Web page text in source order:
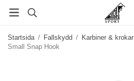
Startsida / Fallskydd / Karbiner & krokar
Small Snap Hook